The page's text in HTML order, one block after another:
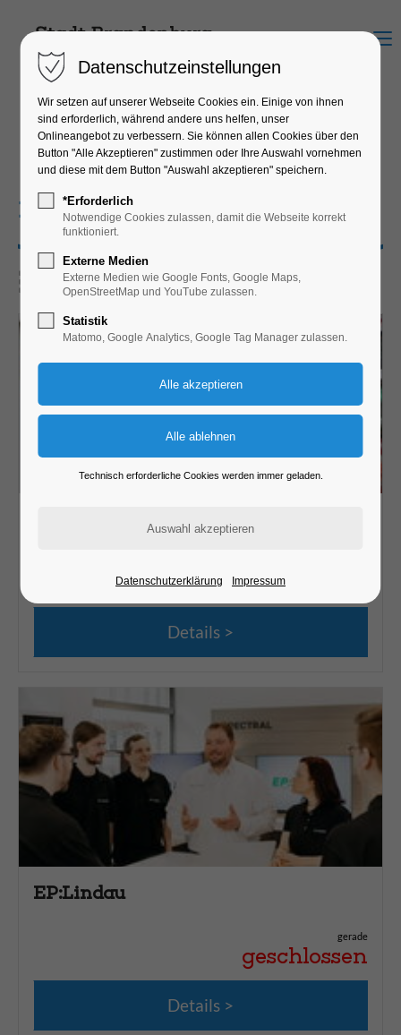
Menu
CITYSCHEXS Einlösestellen
Elektro & Zubehör
geschlossen
Details
EP:Lindau
gerade
geschlossen
Details
Datenschutzeinstellungen
Wir setzen auf unserer Webseite Cookies ein. Einige von ihnen
sind erforderlich, während andere uns helfen, unser
Onlineangebot zu verbessern. Sie können allen Cookies über den
Button "Alle Akzeptieren" zustimmen oder Ihre Auswahl vornehmen
und diese mit dem Button "Auswahl akzeptieren" speichern.
*Erforderlich
Notwendige Cookies zulassen, damit die Webseite korrekt
funktioniert.
Externe Medien
Externe Medien wie Google Fonts, Google Maps,
OpenStreetMap und YouTube zulassen.
Statistik
Matomo, Google Analytics, Google Tag Manager zulassen.
Technisch erforderliche Cookies werden immer geladen.
Datenschutzerklärung Impressum